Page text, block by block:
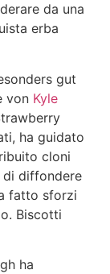
da una
erba
gut
von Kyle
ha guidato
cloni
di diffondere
fatto sforzi
Biscotti
ha